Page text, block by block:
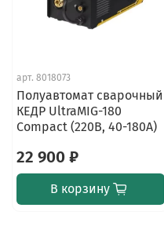
арт. 8018073
Полуавтомат сварочный
КЕДР UltraMIG-180
Compact (220В, 40-180А)
22 900 ₽
В корзину